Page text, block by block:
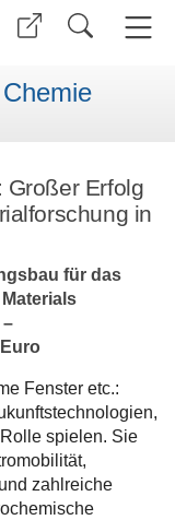
Großer Erfolg
in
für das
Fenster etc.:
spielen. Sie
zahlreiche